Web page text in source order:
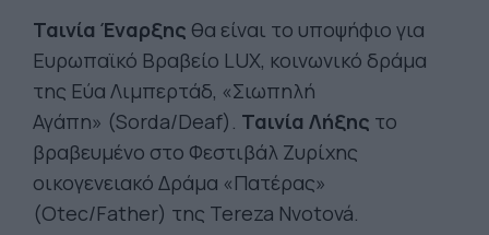
Ταινία Έναρξης θα είναι το υποψήφιο για
Ευρωπαϊκό Βραβείο LUX, κοινωνικό δράμα
της Εύα Λιμπερτάδ, «Σιωπηλή
Αγάπη» (Sorda/Deaf). Ταινία Λήξης το
βραβευμένο στο Φεστιβάλ Ζυρίχης
οικογενειακό Δράμα «Πατέρας»
(Otec/Father) της Tereza Nvotová.